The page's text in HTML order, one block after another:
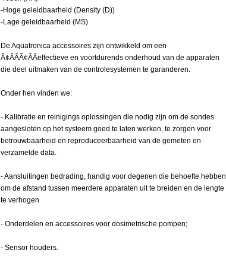
-Hoge geleidbaarheid (Density (D))
-Lage geleidbaarheid (MS)
De Aquatronica accessoires zijn ontwikkeld om een
Ã¢ÂÂÃ¢ÂÂeffectieve en voortdurends onderhoud van de apparaten
die deel uitmaken van de controlesystemen te garanderen.
Onder hen vinden we:
- Kalibratie en reinigings oplossingen die nodig zijn om de sondes
aangesloten op het systeem goed te laten werken, te zorgen voor
betrouwbaarheid en reproduceerbaarheid van de gemeten en
verzamelde data.
- Aansluitingen bedrading, handig voor degenen die behoefte hebben
om de afstand tussen meerdere apparaten uit te breiden en de lengte
te verhogen
- Onderdelen en accessoires voor dosimetrische pompen;
- Sensor houders.